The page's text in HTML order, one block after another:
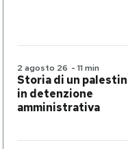
2 agosto 26 - 11 min
Storia di un
in detenzione
amministrativa